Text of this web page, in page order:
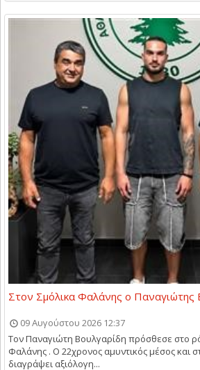
Στον Σμόλικα Φαλάνης ο Παναγιώτης
09 Αυγούστου 2026 12:37
Τον Παναγιώτη Βουλγαρίδη πρόσθεσε στο
Φαλάνης . Ο 22χρονος αμυντικός μέσος και
διαγράψει αξιόλογη...